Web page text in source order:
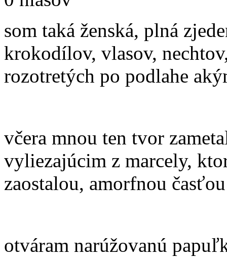
som taká ženská, plná
krokodílov, vlasov,
rozotretých po podlahe
včera mnou ten tvor
vyliezajúcim z marcely,
zaostalou, amorfnou
otváram narúžovanú